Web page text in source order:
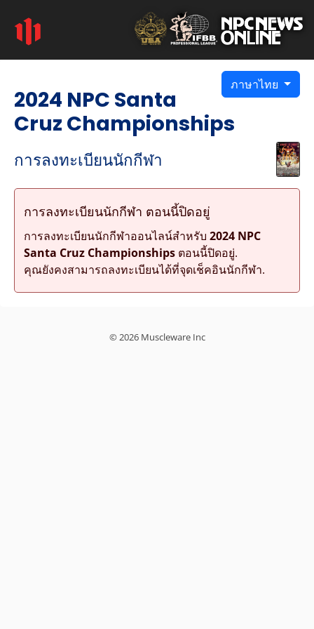
ภาษาไทย
2024 NPC Santa
Cruz Championships
การลงทะเบียนนักกีฬา
การลงทะเบียนนักกีฬา ตอนนี้ปิดอยู่
การลงทะเบียนนักกีฬาออนไลน์สำหรับ 2024 NPC
Santa Cruz Championshipsตอนนี้ปิดอยู่.
คุณยังคงสามารถลงทะเบียนได้ที่จุดเช็คอินนักกีฬา.
© 2026 Muscleware Inc